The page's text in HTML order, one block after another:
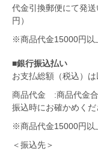
代金引換郵便にて発
円）
※商品代金15000円以
■銀行振込払い
お支払総額（税込）
商品代金 :商品代金合
振込時にお確かめくだ
※商品代金15000円以
＜振込先＞